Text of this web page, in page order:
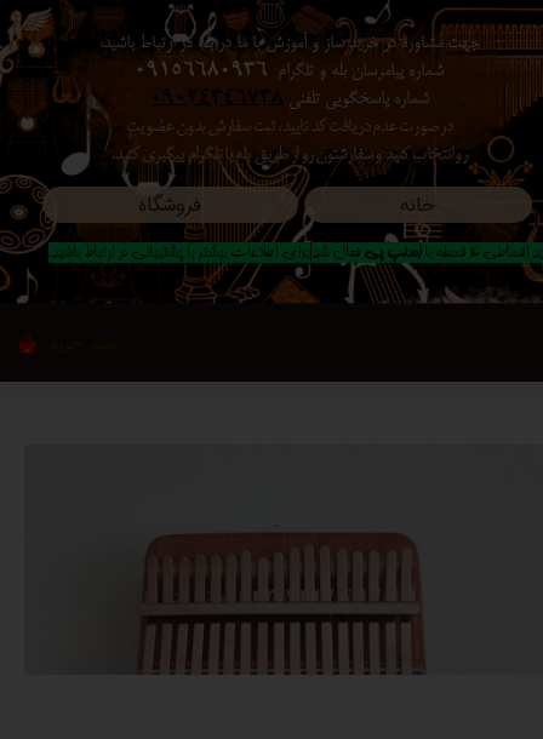
خانه فروشگاه
جهت مشاوره در خرید ساز و آموزش با ما در بله در ارتباط باشید،
شماره پیامرسان بله و تلگرام 09156680936
شماره پاسخگویی تلفنی 09024346738
در صورت عدم دریافت کد تایید ، ثبت سفارش بدون عضویت
رو انتخاب کنید ​​​​​​​ و سفارشتون رو از طریق بله یا تلگرام پیگیری کنید.
۰
حساب کاربری من
تغییر گذر واژه
سفارشات
خروج از حساب کاربری
اقساطی 4 قسطه با اسنپ پی فعال شد|برای اطلاعات بیشتر با پشتیبانی در ارتباط باشید..